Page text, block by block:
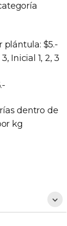
plántula: $5.-
Inicial 1, 2, 3
dentro de
kg